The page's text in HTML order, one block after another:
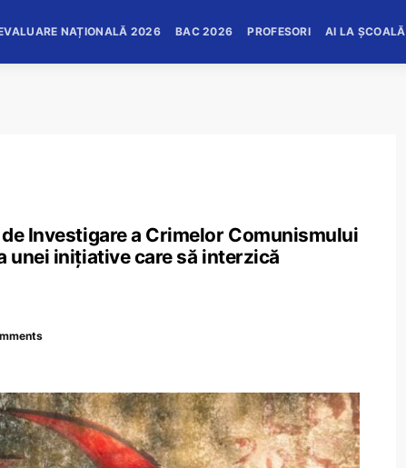
NAȚIONALĂ 2026 BAC 2026 PROFESORI AI LA ȘCOALĂ
Investigare a Crimelor Comunismului
unei iniţiative care să interzică